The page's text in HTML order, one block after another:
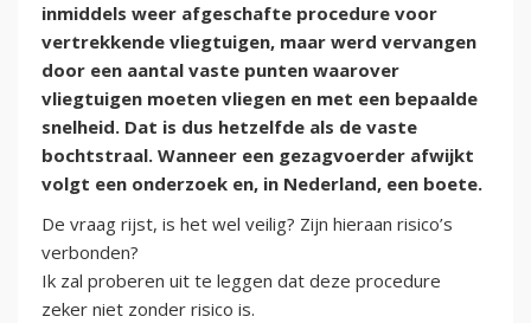
inmiddels weer afgeschafte procedure voor
vertrekkende vliegtuigen, maar werd vervangen
door een aantal vaste punten waarover
vliegtuigen moeten vliegen en met een bepaalde
snelheid. Dat is dus hetzelfde als de vaste
bochtstraal. Wanneer een gezagvoerder afwijkt
volgt een onderzoek en, in Nederland, een boete.
De vraag rijst, is het wel veilig? Zijn hieraan risico’s
verbonden?
Ik zal proberen uit te leggen dat deze procedure
zeker niet zonder risico is.